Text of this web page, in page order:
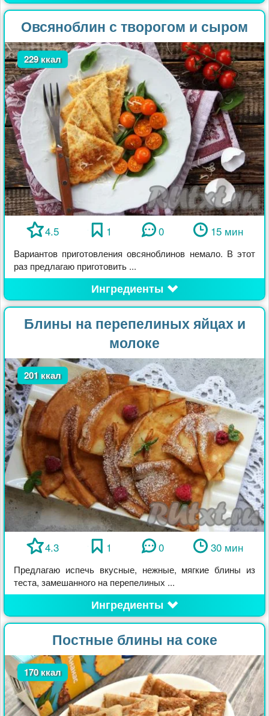
Овсяноблин с творогом и сыром
229 ккал
4.5 1 0 15 мин
Вариантов приготовления овсяноблинов немало. В этот
раз предлагаю приготовить ...
Ингредиенты
Блины на перепелиных яйцах и
молоке
201 ккал
4.3 1 0 30 мин
Предлагаю испечь вкусные, нежные, мягкие блины из
теста, замешанного на перепелиных ...
Ингредиенты
Постные блины на соке
170 ккал